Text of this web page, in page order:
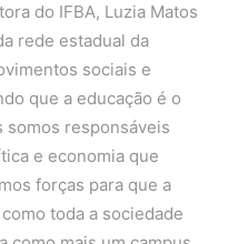
do IFBA, Luzia Matos
rede estadual da
sociais e
que a educação é o
somos responsáveis
e economia que
forças para que a
toda a sociedade